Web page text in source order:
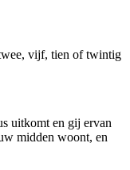
vijf, tien of twintig
uitkomt en gij ervan
midden woont, en